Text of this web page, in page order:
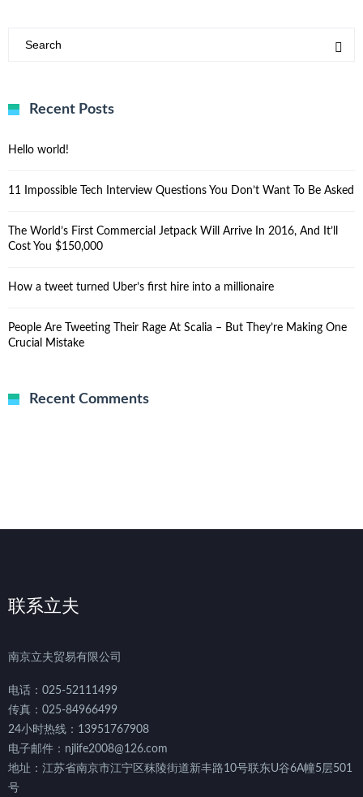
Recent Posts
Hello world!
11 Impossible Tech Interview Questions You Don’t Want To Be Asked
The World’s First Commercial Jetpack Will Arrive In 2016, And It’ll
Cost You $150,000
How a tweet turned Uber’s first hire into a millionaire
People Are Tweeting Their Rage At Scalia – But They’re Making One
Crucial Mistake
Recent Comments
联系立夫
南京立夫贸易有限公司
电话：025-52111499
传真：025-84966499
24小时热线：13951767908
电子邮件：njlife2008@126.com
地址：江苏省南京市江宁区秣陵街道新丰路10号联东U谷6A幢5层501
号